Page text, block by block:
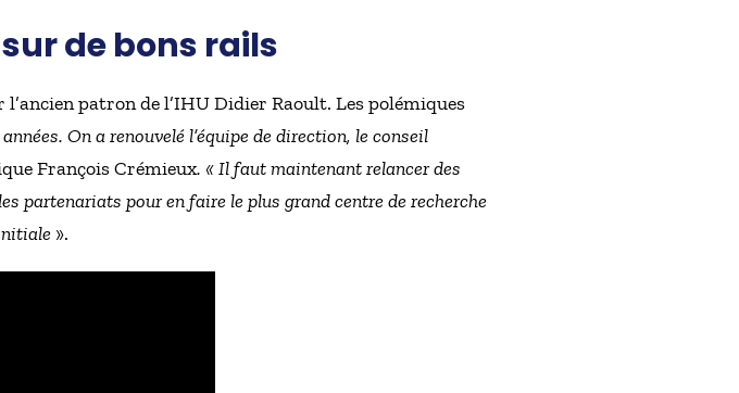
de bons rails
patron de l’IHU Didier Raoult. Les polémiques
On a renouvelé l’équipe de direction, le conseil
François Crémieux. « Il faut maintenant relancer des
partenariats pour en faire le plus grand centre de recherche
».